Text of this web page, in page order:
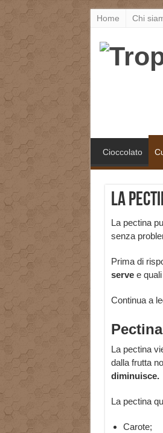
Home Chi
Cioccolato
La
La pectina
senza
Prima di
servee quali
Continua a
La pectina
dalla frutta
diminuisce.
La pectina
Carote;